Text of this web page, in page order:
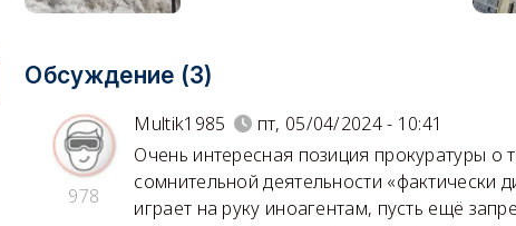
Обсуждение (3)
978
Multik1985
пт, 05/04/2024 - 10:41
Очень интересная позиция прокуратуры о
сомнительной деятельности «фактически
играет на руку иноагентам, пусть ещё